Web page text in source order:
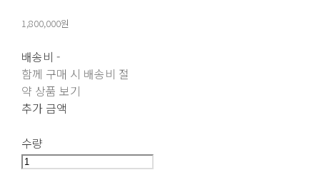
1,800,000원
배송비 -
함께 구매 시 배송비 절
약 상품 보기
추가 금액
수량